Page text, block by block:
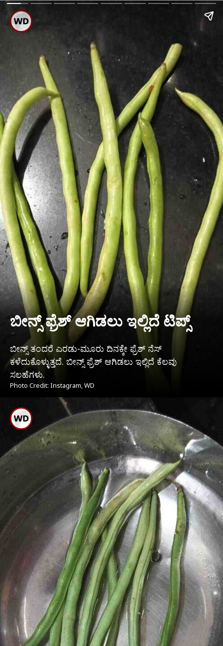
ಬೀನ್ಸ್ ಫ್ರೆಶ್ ಆಗಿಡಲು ಇಲ್ಲಿದೆ ಟಿಪ್ಸ್
ಬೀನ್ಸ್ ತಂದರೆ ಎರಡು-ಮೂರು ದಿನಕ್ಕೇ ಫ್ರೆಶ್ ನೆಸ್
ಕಳೆದುಕೊಳ್ಳುತ್ತದೆ. ಬೀನ್ಸ್ ಫ್ರೆಶ್ ಆಗಿಡಲು ಇಲ್ಲಿದೆ ಕೆಲವು
ಸಲಹೆಗಳು.
Photo Credit: Instagram, WD